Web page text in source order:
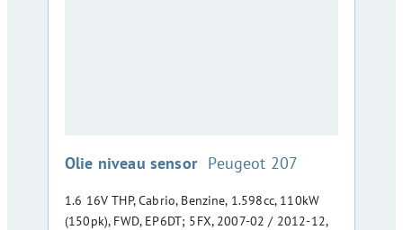
Olie niveau sensor :Peugeot 207
1.6 16V THP, Cabrio, Benzine, 1.598cc, 110kW
(150pk), FWD, EP6DT; 5FX, 2007-02 / 2012-12,